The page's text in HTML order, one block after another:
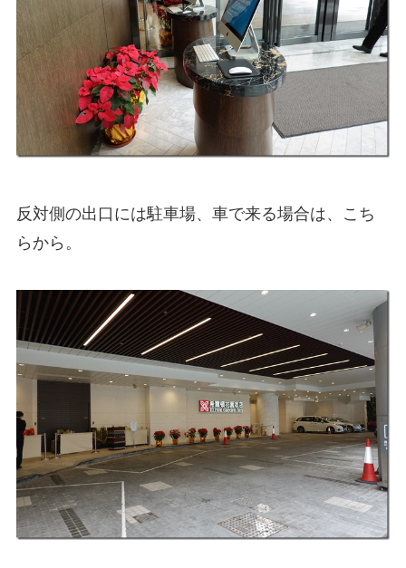
反対側の出口には駐車場、車で来る場合は、こち
らから。